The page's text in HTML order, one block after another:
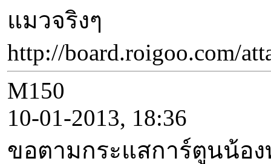
แมวจริงๆ
http://board.roigoo.com/
M150
10-01-2013, 18:36
ขอตามกระแสการ์ตูนน้อง